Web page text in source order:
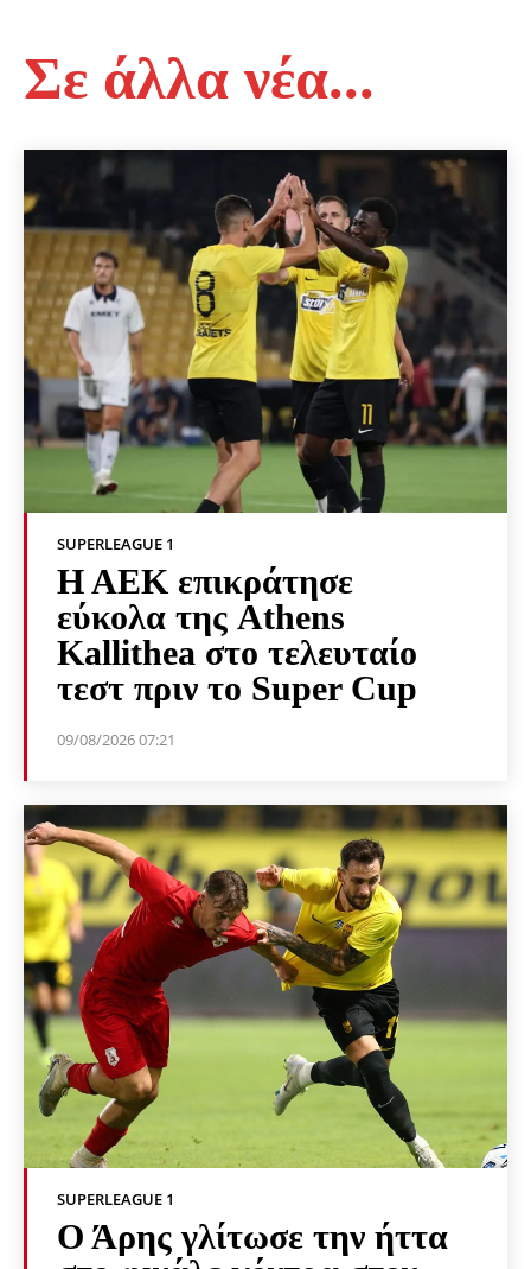
Σε άλλα νέα...
SUPERLEAGUE 1
Η ΑΕΚ επικράτησε
εύκολα της Athens
Kallithea στο τελευταίο
τεστ πριν το Super Cup
09/08/2026 07:21
SUPERLEAGUE 1
Ο Άρης γλίτωσε την ήττα